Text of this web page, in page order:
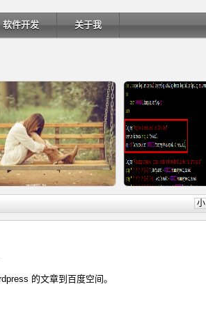
软件开发 关于我
详细内容
制作一键安装盘（四）
小
的文章到百度空间。